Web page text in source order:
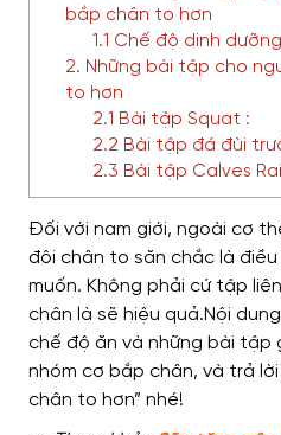
bắp chân to hơn
1.1 Chế độ dinh
2. Những bài tập cho
to hơn
2.1 Bài tập Squat :
2.2 Bài tập đá đùi
2.3 Bài tập Calves
Đối với nam giới, ngoài cơ
đôi chân to săn chắc là
muốn. Không phải cứ tập
chân là sẽ hiệu quả.Nội
chế độ ăn và những bài tập
nhóm cơ bắp chân, và trả
chân to hơn” nhé!